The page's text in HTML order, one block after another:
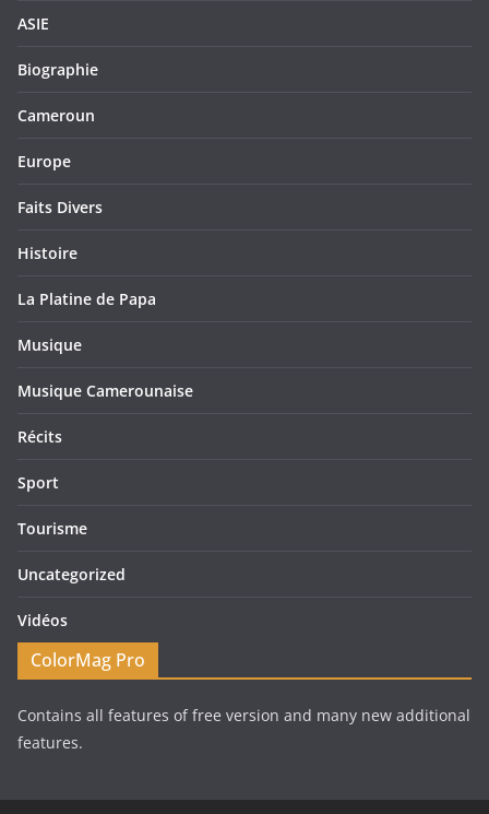
ASIE
Biographie
Cameroun
Europe
Faits Divers
Histoire
La Platine de Papa
Musique
Musique Camerounaise
Récits
Sport
Tourisme
Uncategorized
Vidéos
ColorMag Pro
Contains all features of free version and many new additional
features.